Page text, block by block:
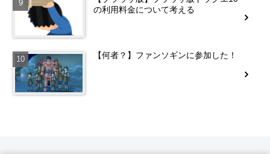
の利用料金について考える
【何者？】ファンソギンに参加した！